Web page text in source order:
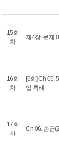
15회
차
제4장. 문제
16회
차
[6회] Ch 05.
입 특례
17회
차
Ch 06. 손금